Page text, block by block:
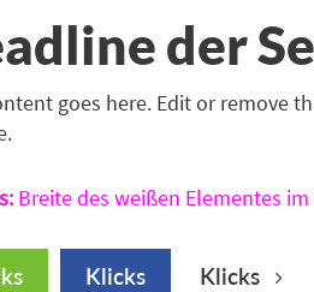
der
goes here. Edit or remove
Breite des weißen Elementes
Klicks Klicks